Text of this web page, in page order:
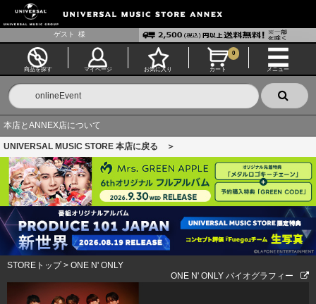
ゲスト 様
商品を探す マイページ お気に入り カート
0
メニュー
本店とANNEX店について
UNIVERSAL MUSIC STORE 本店に戻る ＞
STOREトップ> ONE N' ONLY
ONE N' ONLY バイオグラフィー